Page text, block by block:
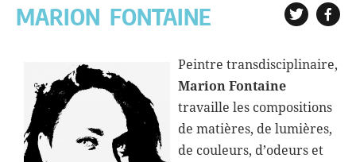
MARION FONTAINE
Peintre transdisciplinaire,
Marion Fontaine
travaille les compositions
de matières, de lumières,
de couleurs, d’odeurs et